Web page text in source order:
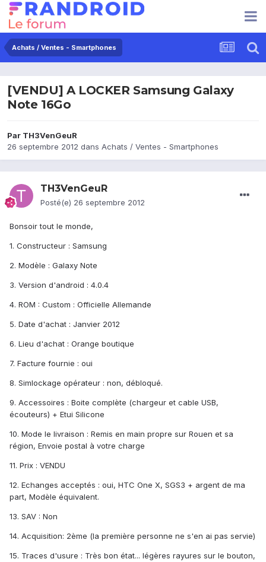
Achats / Ventes - Smartphones
[VENDU] A LOCKER Samsung Galaxy
Note 16Go
Par TH3VenGeuR
26 septembre 2012 dans Achats / Ventes - Smartphones
TH3VenGeuR
Posté(e) 26 septembre 2012
Bonsoir tout le monde,
1. Constructeur : Samsung
2. Modèle : Galaxy Note
3. Version d'android : 4.0.4
4. ROM : Custom : Officielle Allemande
5. Date d'achat : Janvier 2012
6. Lieu d'achat : Orange boutique
7. Facture fournie : oui
8. Simlockage opérateur : non, débloqué.
9. Accessoires : Boite complète (chargeur et cable USB,
écouteurs) + Etui Silicone
10. Mode le livraison : Remis en main propre sur Rouen et sa
région, Envoie postal à votre charge
11. Prix : VENDU
12. Echanges acceptés : oui, HTC One X, SGS3 + argent de ma
part, Modèle équivalent.
13. SAV : Non
14. Acquisition: 2ème (la première personne ne s'en ai pas servie)
15. Traces d'usure : Très bon état... légères rayures sur le bouton,